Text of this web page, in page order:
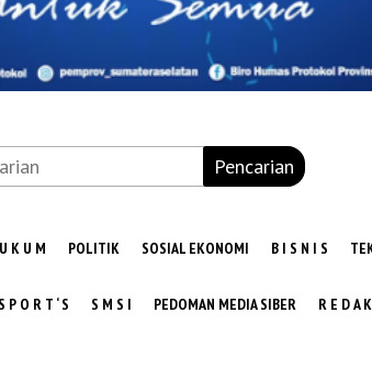
Pencarian
K U M POLITIK SOSIAL EKONOMI B I S N I S
S P O R T ‘ S S M S I PEDOMAN MEDIA SIBER R E D A